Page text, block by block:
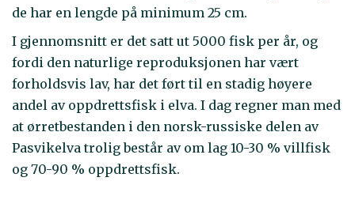
de har en lengde på minimum 25 cm.
I gjennomsnitt er det satt ut 5000 fisk per år, og
fordi den naturlige reproduksjonen har vært
forholdsvis lav, har det ført til en stadig høyere
andel av oppdrettsfisk i elva. I dag regner man med
at ørretbestanden i den norsk-russiske delen av
Pasvikelva trolig består av om lag 10-30 % villfisk
og 70-90 % oppdrettsfisk.